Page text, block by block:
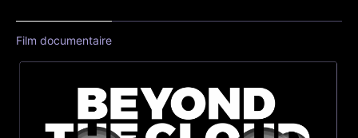
Film documentaire